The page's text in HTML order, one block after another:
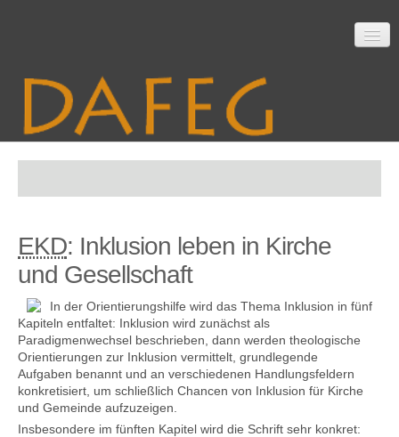
Mitarbeit
Material
Themen
EKD: Inklusion leben in Kirche
und Gesellschaft
In der Orientierungshilfe wird das Thema Inklusion in fünf
Kapiteln entfaltet: Inklusion wird zunächst als
Paradigmenwechsel beschrieben, dann werden theologische
Orientierungen zur Inklusion vermittelt, grundlegende
Aufgaben benannt und an verschiedenen Handlungsfeldern
konkretisiert, um schließlich Chancen von Inklusion für Kirche
und Gemeinde aufzuzeigen.
Insbesondere im fünften Kapitel wird die Schrift sehr konkret: